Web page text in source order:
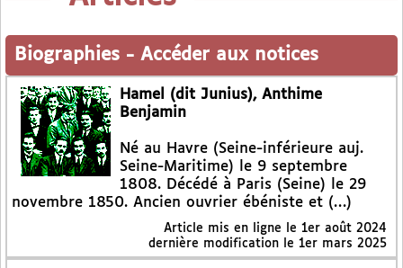
Biographies - Accéder aux notices
Hamel (dit Junius), Anthime
Benjamin
Né au Havre (Seine-inférieure auj.
Seine-Maritime) le 9 septembre
1808. Décédé à Paris (Seine) le 29
novembre 1850. Ancien ouvrier ébéniste et (…)
Article mis en ligne le 1er août 2024
dernière modification le 1er mars 2025